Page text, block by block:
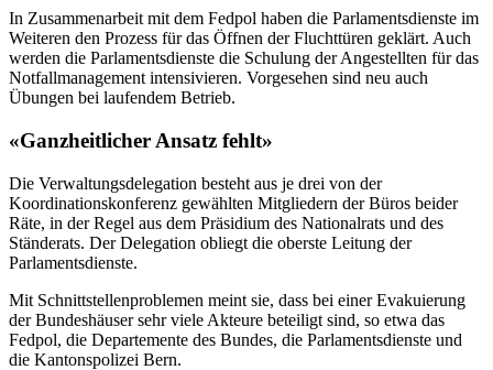
In Zusammenarbeit mit dem Fedpol haben die Parlamentsdienste im
Weiteren den Prozess für das Öffnen der Fluchttüren geklärt. Auch
werden die Parlamentsdienste die Schulung der Angestellten für das
Notfallmanagement intensivieren. Vorgesehen sind neu auch
Übungen bei laufendem Betrieb.
«Ganzheitlicher Ansatz fehlt»
Die Verwaltungsdelegation besteht aus je drei von der
Koordinationskonferenz gewählten Mitgliedern der Büros beider
Räte, in der Regel aus dem Präsidium des Nationalrats und des
Ständerats. Der Delegation obliegt die oberste Leitung der
Parlamentsdienste.
Mit Schnittstellenproblemen meint sie, dass bei einer Evakuierung
der Bundeshäuser sehr viele Akteure beteiligt sind, so etwa das
Fedpol, die Departemente des Bundes, die Parlamentsdienste und
die Kantonspolizei Bern.